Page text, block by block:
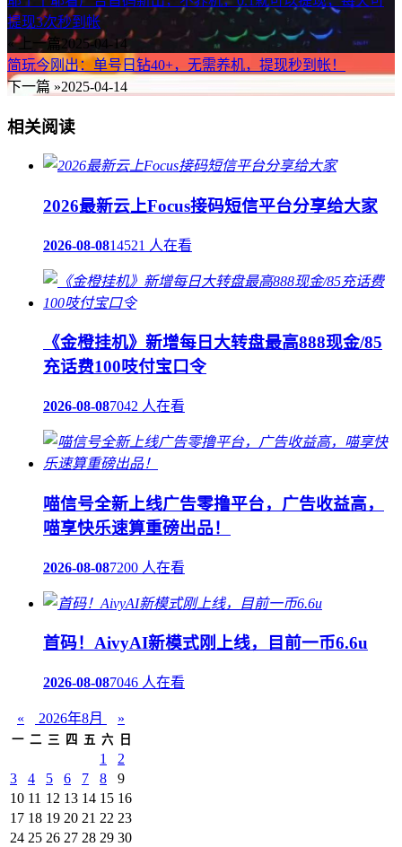
提现3次秒到帐
« 上一篇2025-04-14
简玩今刚出：单号日钻40+，无需养机，提现秒到帐！
下一篇 »2025-04-14
相关阅读
2026最新云上Focus接码短信平台分享给大家
2026-08-0814521 人在看
《金橙挂机》新增每日大转盘最高888现金/85
充话费100吱付宝口令
2026-08-087042 人在看
喵信号全新上线广告零撸平台，广告收益高，
喵享快乐速算重磅出品！
2026-08-087200 人在看
首码！AivyAI新模式刚上线，目前一币6.6u
2026-08-087046 人在看
« 2026年8月 »
一 二 三 四 五 六 日
1
2
3
4 5 6 7 8
9
10 11 12 13 14 15 16
17 18 19 20 21 22 23
24 25 26 27 28 29 30